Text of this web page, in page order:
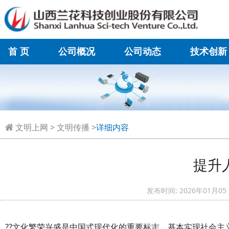
首 页 公司概况 公司动态
技术创新
文明上网 >文明传播 >详细内容
提升
发布时间: 2026年01月